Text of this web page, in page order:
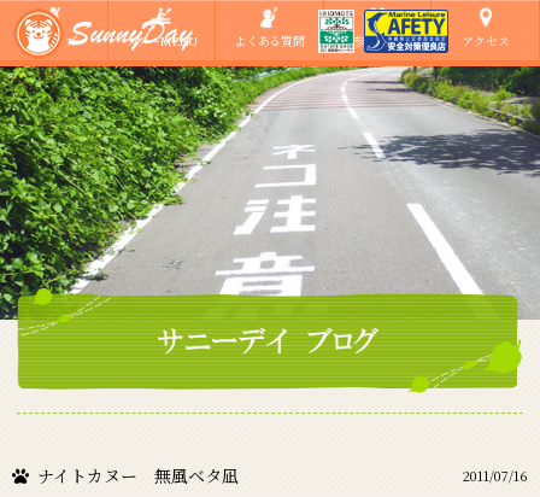
ショップ ツアーMENU よくある質問 ご参加の方へ アクセス
ナイトカヌー 無風ベタ凪 2011/07/16